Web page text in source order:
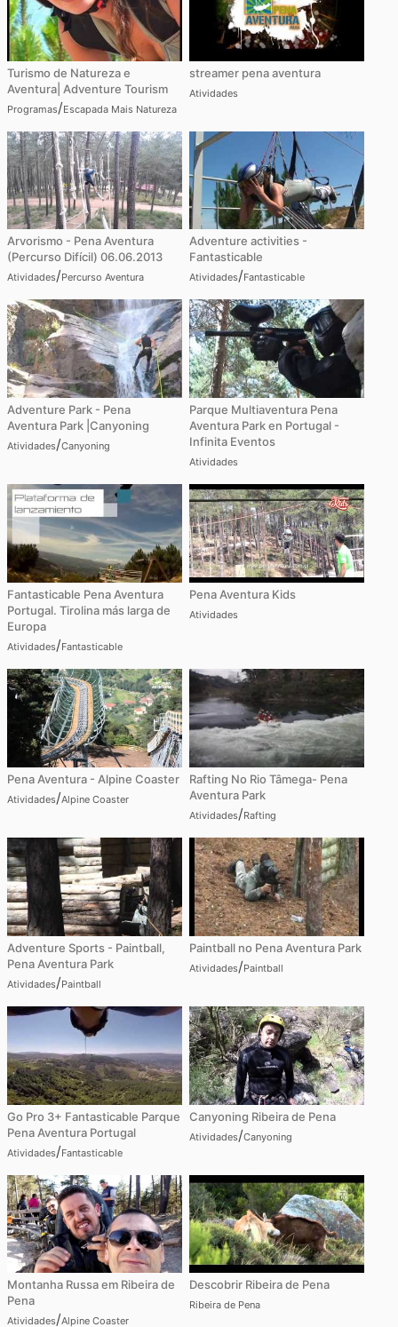
Turismo de Natureza e
Aventura| Adventure Tourism
Programas/Escapada Mais Natureza
streamer pena aventura
Atividades
Arvorismo - Pena Aventura
(Percurso Difícil) 06.06.2013
Atividades/Percurso Aventura
Adventure activities -
Fantasticable
Atividades/Fantasticable
Adventure Park - Pena
Aventura Park |Canyoning
Atividades/Canyoning
Parque Multiaventura Pena
Aventura Park en Portugal -
Infinita Eventos
Atividades
Fantasticable Pena Aventura
Portugal. Tirolina más larga de
Europa
Atividades/Fantasticable
Pena Aventura Kids
Atividades
Pena Aventura - Alpine Coaster
Atividades/Alpine Coaster
Rafting No Rio Tâmega- Pena
Aventura Park
Atividades/Rafting
Adventure Sports - Paintball,
Pena Aventura Park
Atividades/Paintball
Paintball no Pena Aventura Park
Atividades/Paintball
Go Pro 3+ Fantasticable Parque
Pena Aventura Portugal
Atividades/Fantasticable
Canyoning Ribeira de Pena
Atividades/Canyoning
Montanha Russa em Ribeira de
Pena
Atividades/Alpine Coaster
Descobrir Ribeira de Pena
Ribeira de Pena